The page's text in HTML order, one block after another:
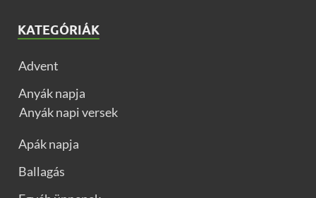
KATEGÓRIÁK
Advent
Anyák napja
Anyák napi versek
Apák napja
Ballagás